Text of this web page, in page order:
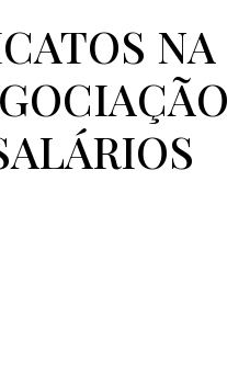
NA